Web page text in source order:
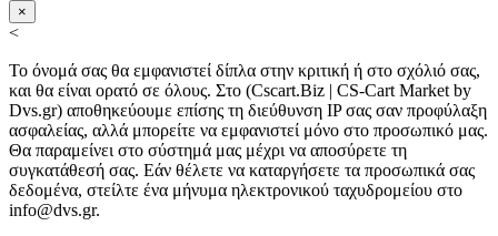
×
<
Το όνομά σας θα εμφανιστεί δίπλα στην κριτική ή στο σχόλιό σας,
και θα είναι ορατό σε όλους. Στο (Cscart.Biz | CS-Cart Market by
Dvs.gr) αποθηκεύουμε επίσης τη διεύθυνση IP σας σαν προφύλαξη
ασφαλείας, αλλά μπορείτε να εμφανιστεί μόνο στο προσωπικό μας.
Θα παραμείνει στο σύστημά μας μέχρι να αποσύρετε τη
συγκατάθεσή σας. Εάν θέλετε να καταργήσετε τα προσωπικά σας
δεδομένα, στείλτε ένα μήνυμα ηλεκτρονικού ταχυδρομείου στο
info@dvs.gr.